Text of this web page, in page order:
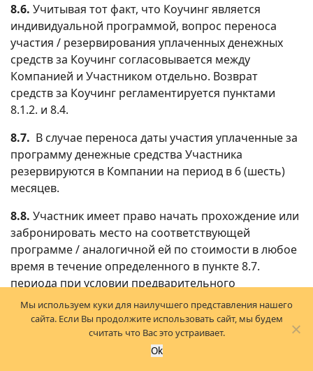
8.6. Учитывая тот факт, что Коучинг является
индивидуальной программой, вопрос переноса
участия / резервирования уплаченных денежных
средств за Коучинг согласовывается между
Компанией и Участником отдельно. Возврат
средств за Коучинг регламентируется пунктами
8.1.2. и 8.4.
8.7. В случае переноса даты участия уплаченные за ​​
программу денежные средства Участника
резервируются в Компании на период в 6 (шесть)
месяцев.
8.8. Участник имеет право начать прохождение или
забронировать место на соответствующей
программе / аналогичной ей по стоимости в любое
время в течение определенного в пункте 8.7.
периода при условии предварительного
уведомления и согласования с Компанией, наличия
такой программы в расписании Компании и
свободных мест на ней. Для обращений
используйте электронную почту
Мы используем куки для наилучшего представления нашего
сайта. Если Вы продолжите использовать сайт, мы будем
считать что Вас это устраивает.
Ok